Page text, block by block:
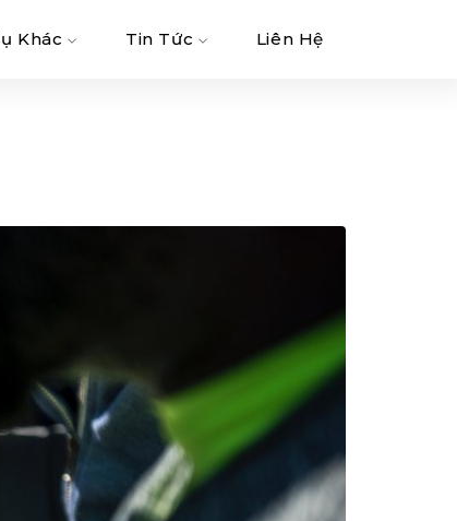
Khác Tin Tức Liên Hệ